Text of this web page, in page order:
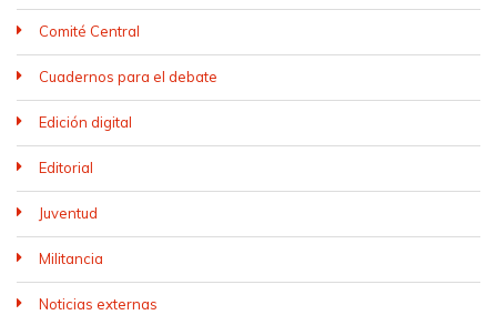
Comité Central
Cuadernos para el debate
Edición digital
Editorial
Juventud
Militancia
Noticias externas